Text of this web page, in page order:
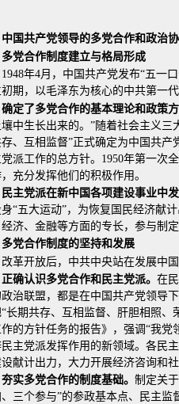
中国共产党领导的多党合作和政治
多党合作制度建立与格局形成
1948年4月，中国共产党发布“五一
初期，以毛泽东为核心的中共第一
确定了多党合作的基本理论和政策
壤中生长出来的。”随着社会主义
、互相监督”正式确定为中国共
党派工作的总方针。1950年第一次
充分发挥他们的积极作用。
民主党派在新中国各项建设事业中
“五大运动”，为恢复国民经济献
经济、金融等方面的专长，参与制
多党合作制度的坚持和发展
改革开放后，中共中央站在发展中
正确认识多党合作和民主党派。 在
治联盟，都是在中国共产党领导
长期共存、互相监督、肝胆相照
的方针任务的报告》，强调“我
主党派发挥作用的新领域。各民
设献计出力，大力开展经济咨询和
夯实多党合作的制度基础。 制定关
三个参与”的参政基本点、民主